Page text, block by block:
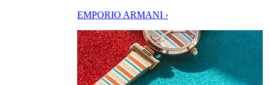
EMPORIO ARMANI ›